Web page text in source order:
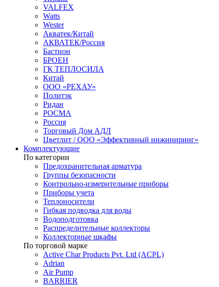
VALFEX
Watts
Wester
Акватек/Китай
АКВАТЕК/Россия
Бастион
БРОЕН
ГК ТЕПЛОСИЛА
Китай
ООО «РЕХАУ»
Политэк
Ридан
РОСМА
Россия
Торговый Дом АДЛ
Цветлит / ООО «Эффективный инжиниринг»
Комплектующие
По категории
Предохранительная арматура
Группы безопасности
Контрольно-измерительные приборы
Приборы учета
Теплоносители
Гибкая подводка для воды
Водоподготовка
Распределительные коллекторы
Коллекторные шкафы
По торговой марке
Active Char Products Pvt. Ltd (ACPL)
Adrian
Air Pump
BARRIER